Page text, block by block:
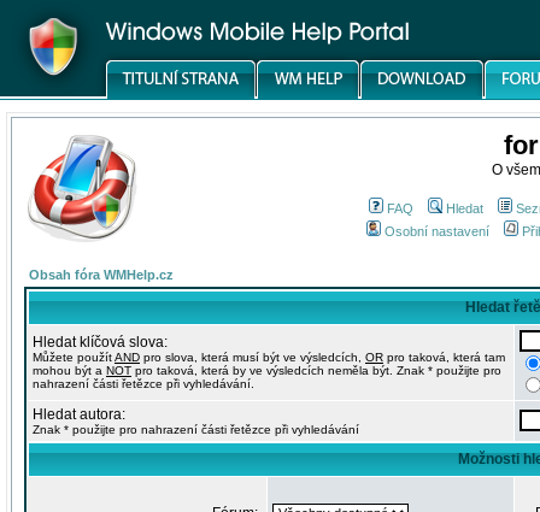
O
FAQ Hledat
Osobní nastavení
Obsah fóra WMHelp.cz
Hledat
Hledat klíčová slova:
Můžete použítAND pro slova, která musí být ve výsledcích, OR pro taková, která tam
mohou být a NOT pro taková, která by ve výsledcích neměla být. Znak * použijte pro
nahrazení části řetězce při vyhledávání.
Hledat autora:
Znak * použijte pro nahrazení části řetězce při vyhledávání
Možnosti